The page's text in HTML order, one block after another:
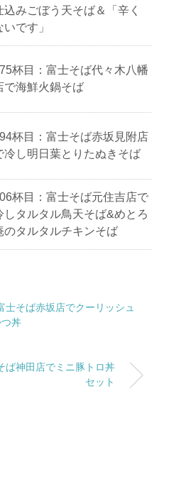
込みごぼう天そば＆「辛く
いです」
杯目：富士そば代々木八幡
で海鮮火鍋そば
杯目：富士そば赤坂見附店
冷し明日葉とりたぬきそば
杯目：富士そば元住吉店で
しタルタル鳥天そば&めとろ
のタルタルチキンそば
士そば赤坂店でクーリッシュ
丼
ば神田店でミニ豚トロ丼
セット